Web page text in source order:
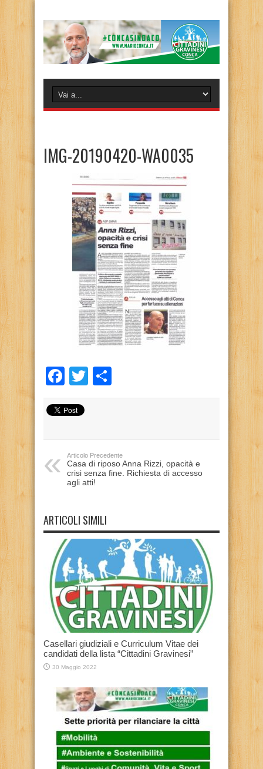
IMG-20190420-WA0035
Facebook
Twitter
Articolo Precedente
Casa di riposo Anna Rizzi, opacità e
crisi senza fine. Richiesta di accesso
agli atti!
ARTICOLI SIMILI
Casellari giudiziali e Curriculum Vitae dei
candidati della lista “Cittadini Gravinesi”
30 Maggio 2022